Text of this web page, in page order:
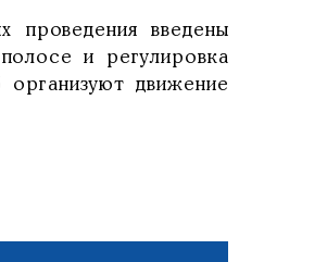
введены
и регулировка
движение